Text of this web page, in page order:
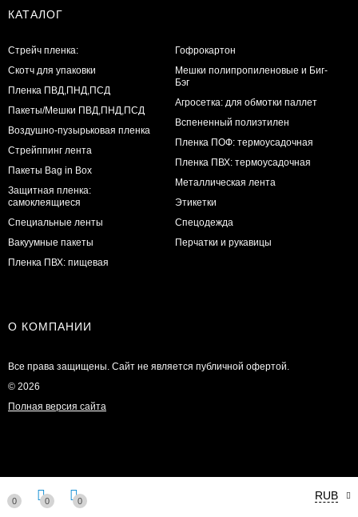
КАТАЛОГ
Стрейч пленка:
Скотч для упаковки
Пленка ПВД,ПНД,ПСД
Пакеты/Мешки ПВД,ПНД,ПСД
Воздушно-пузырьковая пленка
Стрейппинг лента
Пакеты Bag in Box
Защитная пленка:
самоклеящиеся
Специальные ленты
Вакуумные пакеты
Пленка ПВХ: пищевая
Гофрокартон
Мешки полипропиленовые и Биг-
Бэг
Агросетка: для обмотки паллет
Вспененный полиэтилен
Пленка ПОФ: термоусадочная
Пленка ПВХ: термоусадочная
Металлическая лента
Этикетки
Спецодежда
Перчатки и рукавицы
О КОМПАНИИ
Все права защищены. Сайт не является публичной офертой.
© 2026
Полная версия сайта
RUB
0 0 0